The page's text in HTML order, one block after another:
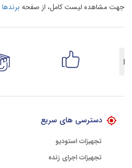
جهت مشاهده لیست کامل، از صفحه برندها
دسترسی های سریع
تجهیزات استودیو
تجهیزات اجرای زنده